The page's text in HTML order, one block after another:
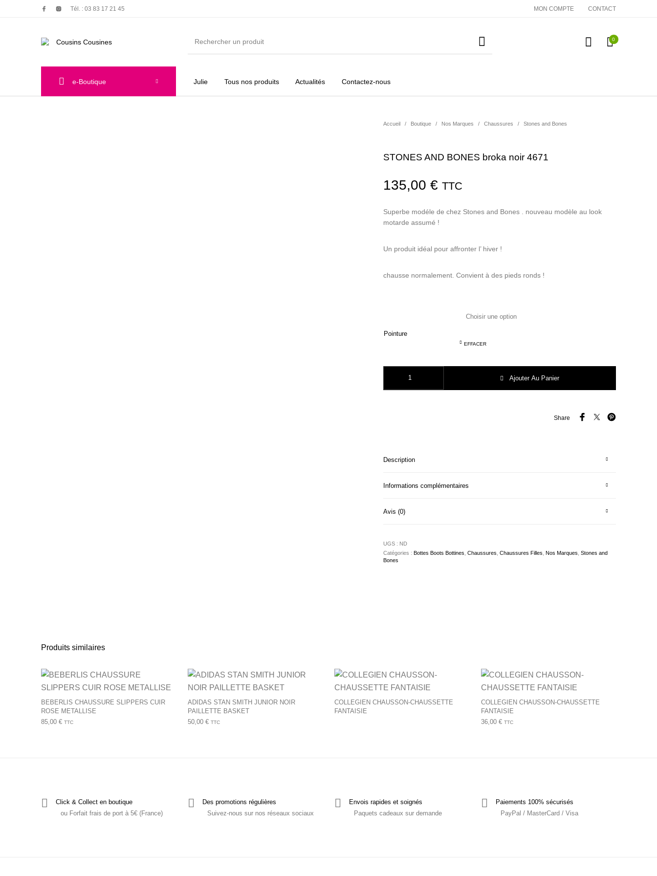
Tél. : 03 83 17 21 45 MON COMPTE CONTACT
0
Julie Tous nos produits Actualités Contactez-nous
e-Boutique
Accueil / Boutique / Nos Marques / Chaussures / Stones and Bones
STONES AND BONES broka noir 4671
135,00 € TTC
Superbe modéle de chez Stones and Bones . nouveau modèle au look
motarde assumé !
Un produit idéal pour affronter l’ hiver !
chausse normalement. Convient à des pieds ronds !
Pointure
EFFACER
Ajouter Au Panier
Share
Description
Informations complémentaires
Avis (0)
UGS : ND
Catégories : Bottes Boots Bottines Chaussures Chaussures Filles Nos Marques Stones and
Bones
Produits similaires
BEBERLIS CHAUSSURE SLIPPERS CUIR
ROSE METALLISE
85,00 € TTC
ADIDAS STAN SMITH JUNIOR NOIR
PAILLETTE BASKET
50,00 € TTC
COLLEGIEN CHAUSSON-CHAUSSETTE
FANTAISIE
COLLEGIEN CHAUSSON-CHAUSSETTE
FANTAISIE
36,00 € TTC
Click & Collect en boutique
ou Forfait frais de port à 5€ (France)
Des promotions régulières
Suivez-nous sur nos réseaux sociaux
Envois rapides et soignés
Paquets cadeaux sur demande
Paiements 100% sécurisés
PayPal / MasterCard / Visa